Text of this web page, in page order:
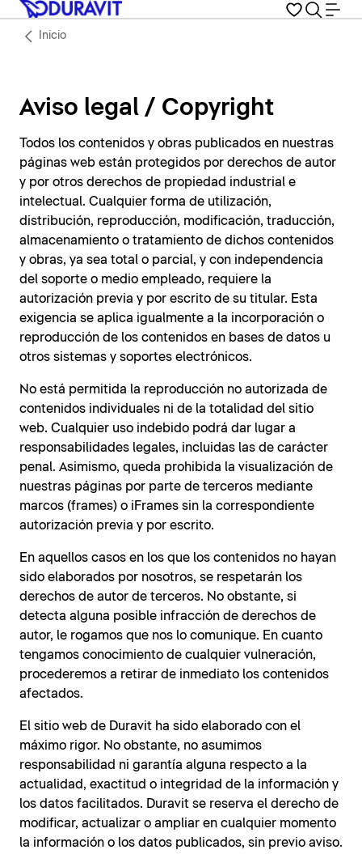
Inicio
Aviso legal / Copyright
Todos los contenidos y obras publicados en nuestras
páginas web están protegidos por derechos de autor
y por otros derechos de propiedad industrial e
intelectual. Cualquier forma de utilización,
distribución, reproducción, modificación, traducción,
almacenamiento o tratamiento de dichos contenidos
y obras, ya sea total o parcial, y con independencia
del soporte o medio empleado, requiere la
autorización previa y por escrito de su titular. Esta
exigencia se aplica igualmente a la incorporación o
reproducción de los contenidos en bases de datos u
otros sistemas y soportes electrónicos.
No está permitida la reproducción no autorizada de
contenidos individuales ni de la totalidad del sitio
web. Cualquier uso indebido podrá dar lugar a
responsabilidades legales, incluidas las de carácter
penal. Asimismo, queda prohibida la visualización de
nuestras páginas por parte de terceros mediante
marcos (frames) o iFrames sin la correspondiente
autorización previa y por escrito.
En aquellos casos en los que los contenidos no hayan
sido elaborados por nosotros, se respetarán los
derechos de autor de terceros. No obstante, si
detecta alguna posible infracción de derechos de
autor, le rogamos que nos lo comunique. En cuanto
tengamos conocimiento de cualquier vulneración,
procederemos a retirar de inmediato los contenidos
afectados.
El sitio web de Duravit ha sido elaborado con el
máximo rigor. No obstante, no asumimos
responsabilidad ni garantía alguna respecto a la
actualidad, exactitud o integridad de la información y
los datos facilitados. Duravit se reserva el derecho de
modificar, actualizar o ampliar en cualquier momento
la información o los datos publicados, sin previo aviso.